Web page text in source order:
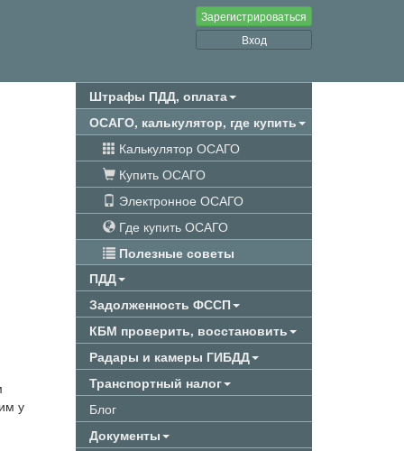
Зарегистрироваться
Вход
у
Штрафы ПДД, оплата
ОСАГО, калькулятор, где купить
Калькулятор ОСАГО
Купить ОСАГО
Электронное ОСАГО
Где купить ОСАГО
Полезные советы
ПДД
Задолженность ФССП
КБМ проверить, восстановить
Радары и камеры ГИБДД
Транспортный налог
Блог
Документы